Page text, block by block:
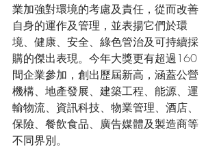
業加強對環境的考慮及責任，從而改善
自身的運作及管理，並表揚它們於環
境、健康、安全、綠色管治及可持續採
購的傑出表現。今年大獎更有超過160
間企業參加，創出歷屆新高，涵蓋公營
機構、地產發展、建築工程、能源、運
輸物流、資訊科技、物業管理、酒店、
保險、餐飲食品、廣告媒體及製造商等
不同界別。